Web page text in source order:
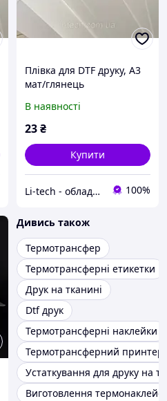
Плівка для DTF друку, A3
мат/глянець
В наявності
23₴
Купити
Li-tech - обладнання для шовкографії та швейного виробництва 100%
Дивись також
Термотрансфер
Термотрансферні етикетки
Друк на тканині
Dtf друк
Термотрансферні наклейки
Термотрансферний принтер
Устаткування для друку на
Виготовлення